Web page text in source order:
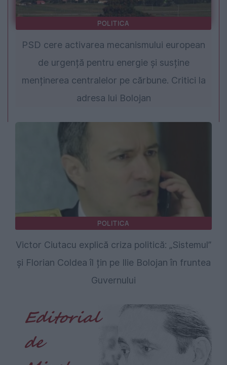
POLITICA
PSD cere activarea mecanismului european
de urgență pentru energie și susține
menținerea centralelor pe cărbune. Critici la
adresa lui Bolojan
POLITICA
Victor Ciutacu explică criza politică: „Sistemul”
și Florian Coldea îl țin pe Ilie Bolojan în fruntea
Guvernului